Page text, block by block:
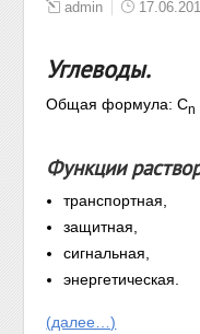
admin
Углеводы.
Общая формула: Сn
Функции
транспортная,
защитная,
сигнальная,
энергетическая.
(далее…)